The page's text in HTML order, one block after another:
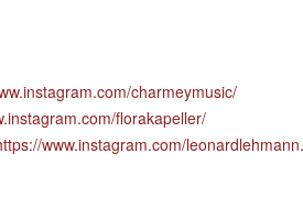
charmeymusic/
florakapeller/
www.instagram.com/